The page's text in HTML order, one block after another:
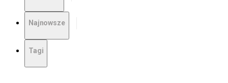
Najnowsze
Tagi